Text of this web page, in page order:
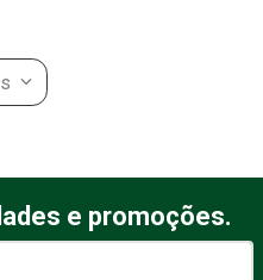
e promoções.